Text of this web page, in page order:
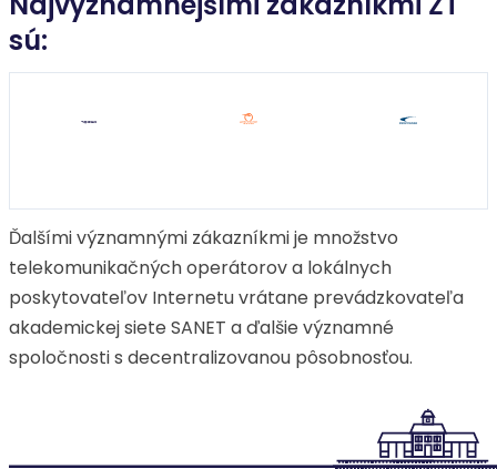
sú:
Ďalšími významnými zákazníkmi je množstvo
telekomunikačných operátorov a lokálnych
poskytovateľov Internetu vrátane prevádzkovateľa
akademickej siete SANET a ďalšie významné
spoločnosti s decentralizovanou pôsobnosťou.